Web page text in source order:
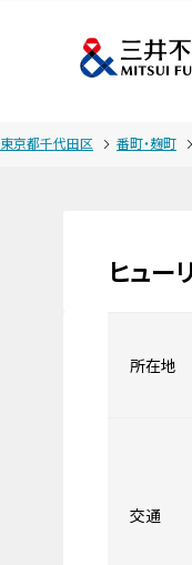
東京都千代田区 番町・麹町
ヒュー
所在地
交通